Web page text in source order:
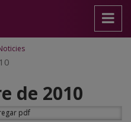
de 2010
pdf